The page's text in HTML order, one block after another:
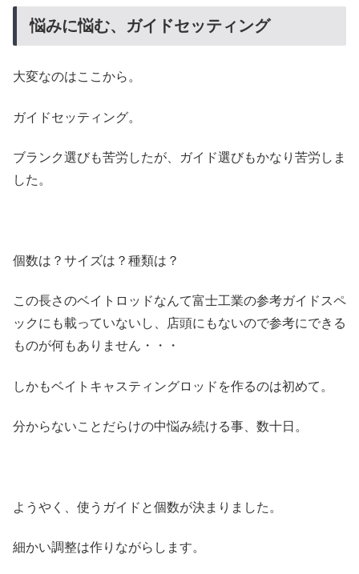
悩みに悩む、ガイドセッティング
大変なのはここから。
ガイドセッティング。
ブランク選びも苦労したが、ガイド選びもかなり苦労しま
した。
個数は？サイズは？種類は？
この長さのベイトロッドなんて富士工業の参考ガイドスペ
ックにも載っていないし、店頭にもないので参考にできる
ものが何もありません・・・
しかもベイトキャスティングロッドを作るのは初めて。
分からないことだらけの中悩み続ける事、数十日。
ようやく、使うガイドと個数が決まりました。
細かい調整は作りながらします。